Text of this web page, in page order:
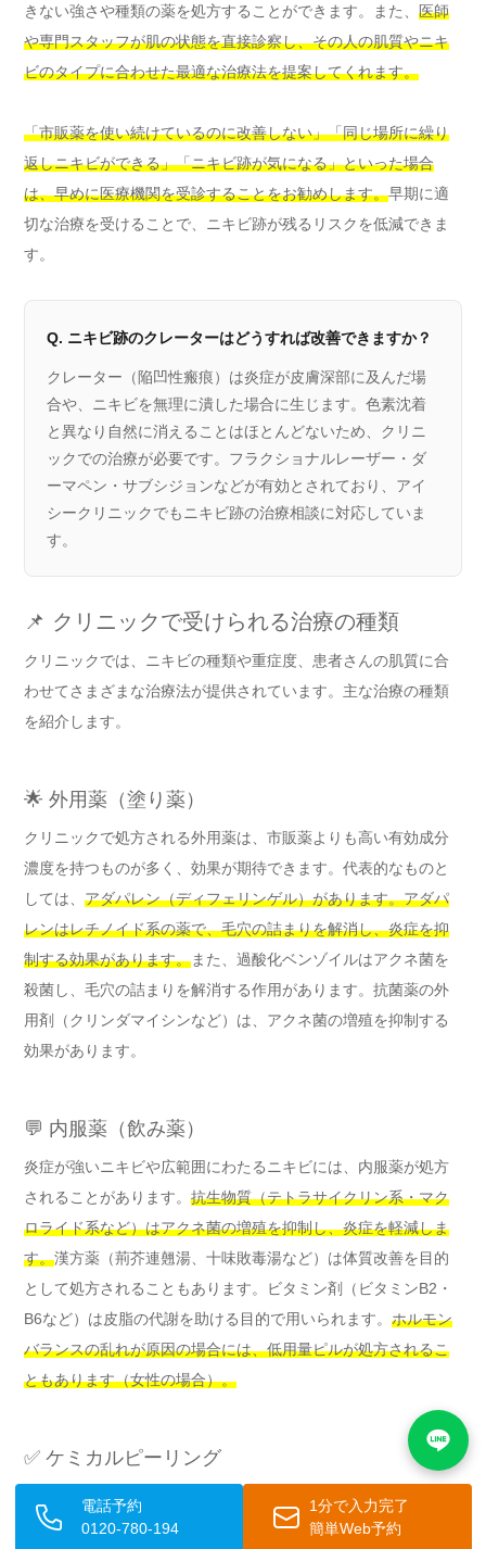
きない強さや種類の薬を処方することができます。また、 医師
や専門スタッフが肌の状態を直接診察し、その人の肌質やニキ
ビのタイプに合わせた最適な治療法を提案してくれます。
「市販薬を使い続けているのに改善しない」「同じ場所に繰り
返しニキビができる」「ニキビ跡が気になる」といった場合
は、早めに医療機関を受診することをお勧めします。早期に適
切な治療を受けることで、ニキビ跡が残るリスクを低減できま
す。
Q. ニキビ跡のクレーターはどうすれば改善できますか？
クレーター（陥凹性瘢痕）は炎症が皮膚深部に及んだ場
合や、ニキビを無理に潰した場合に生じます。色素沈着
と異なり自然に消えることはほとんどないため、クリニ
ックでの治療が必要です。フラクショナルレーザー・ダ
ーマペン・サブシジョンなどが有効とされており、アイ
シークリニックでもニキビ跡の治療相談に対応していま
す。
📌 クリニックで受けられる治療の種類
クリニックでは、ニキビの種類や重症度、患者さんの肌質に合
わせてさまざまな治療法が提供されています。主な治療の種類
を紹介します。
🌟 外用薬（塗り薬）
クリニックで処方される外用薬は、市販薬よりも高い有効成分
濃度を持つものが多く、効果が期待できます。代表的なものと
しては、 アダパレン（ディフェリンゲル）があります。アダパ
レンはレチノイド系の薬で、毛穴の詰まりを解消し、炎症を抑
制する効果があります。また、過酸化ベンゾイルはアクネ菌を
殺菌し、毛穴の詰まりを解消する作用があります。抗菌薬の外
用剤（クリンダマイシンなど）は、アクネ菌の増殖を抑制する
効果があります。
💬 内服薬（飲み薬）
炎症が強いニキビや広範囲にわたるニキビには、内服薬が処方
されることがあります。 抗生物質（テトラサイクリン系・マク
ロライド系など）はアクネ菌の増殖を抑制し、炎症を軽減しま
す。漢方薬（荊芥連翹湯、十味敗毒湯など）は体質改善を目的
として処方されることもあります。ビタミン剤（ビタミンB2・
B6など）は皮脂の代謝を助ける目的で用いられます。 ホルモン
バランスの乱れが原因の場合には、低用量ピルが処方されるこ
ともあります（女性の場合）。
✅ ケミカルピーリング
ケミカルピーリングは、
グリコール酸やサリチル酸などの薬剤
を肌に塗布し、古い角質を剥がして肌のターンオーバーを促進
電話予約
0120-780-194
1分で入力完了
簡単Web予約